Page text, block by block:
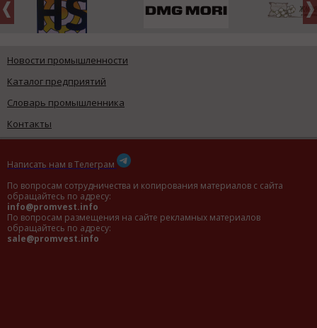
Новости промышленности
Каталог предприятий
Словарь промышленника
Контакты
Написать нам в Телеграм
По вопросам сотрудничества и копирования материалов с сайта
обращайтесь по адресу:
info@promvest.info
По вопросам размещения на сайте рекламных материалов
обращайтесь по адресу:
sale@promvest.info